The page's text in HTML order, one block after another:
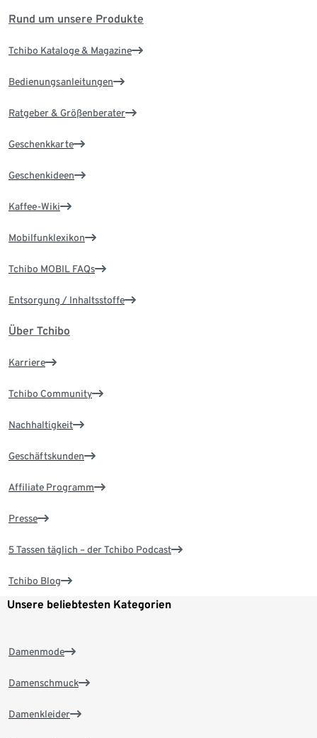
Rund um unsere Produkte
Tchibo Kataloge & Magazine
Bedienungsanleitungen
Ratgeber & Größenberater
Geschenkkarte
Geschenkideen
Kaffee-Wiki
Mobilfunklexikon
Tchibo MOBIL FAQs
Entsorgung / Inhaltsstoffe
Über Tchibo
Karriere
Tchibo Community
Nachhaltigkeit
Geschäftskunden
Affiliate Programm
Presse
5 Tassen täglich – der Tchibo Podcast
Tchibo Blog
Unsere beliebtesten Kategorien
Damenmode
Damenschmuck
Damenkleider